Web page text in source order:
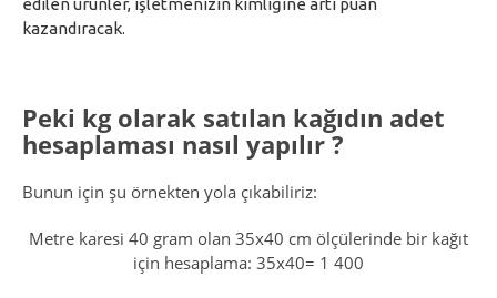
edilen ürünler, işletmenizin kimliğine artı puan
kazandıracak.
Peki kg olarak satılan kağıdın adet
hesaplaması nasıl yapılır?
Bunun için şu örnekten yola çıkabiliriz:
Metre karesi 40 gram olan 35x40 cm ölçülerinde bir kağıt
için hesaplama: 35x40= 1 400